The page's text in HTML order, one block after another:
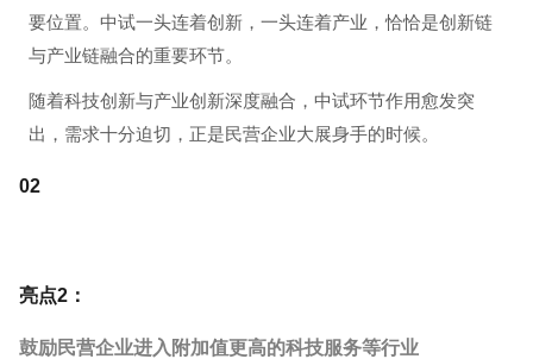
要位置。中试一头连着创新，一头连着产业，恰恰是创新链
与产业链融合的重要环节。
随着科技创新与产业创新深度融合，中试环节作用愈发突
出，需求十分迫切，正是民营企业大展身手的时候。
02
亮点2：
鼓励民营企业进入附加值更高的科技服务等行业